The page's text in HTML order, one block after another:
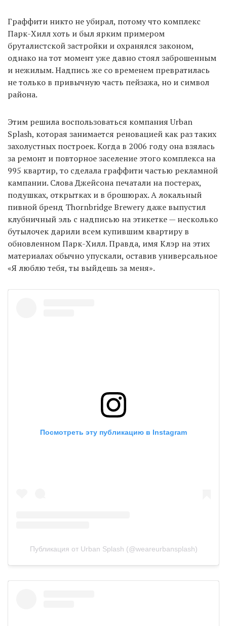
Граффити никто не убирал, потому что комплекс
Парк-Хилл хоть и был ярким примером
бруталистской застройки и охранялся законом,
однако на тот момент уже давно стоял заброшенным
и нежилым. Надпись же со временем превратилась
не только в привычную часть пейзажа, но и символ
района.
Этим решила воспользоваться компания Urban
Splash, которая занимается реновацией как раз таких
захолустных построек. Когда в 2006 году она взялась
за ремонт и повторное заселение этого комплекса на
995 квартир, то сделала граффити частью рекламной
кампании. Слова Джейсона печатали на постерах,
подушках, открытках и в брошюрах. А локальный
пивной бренд Thornbridge Brewery даже выпустил
клубничный эль с надписью на этикетке — несколько
бутылочек дарили всем купившим квартиру в
обновленном Парк-Хилл. Правда, имя Клэр на этих
материалах обычно упускали, оставив универсальное
«Я люблю тебя, ты выйдешь за меня».
Посмотреть эту публикацию в Instagram
Публикация от Urban Splash (@weareurbansplash)